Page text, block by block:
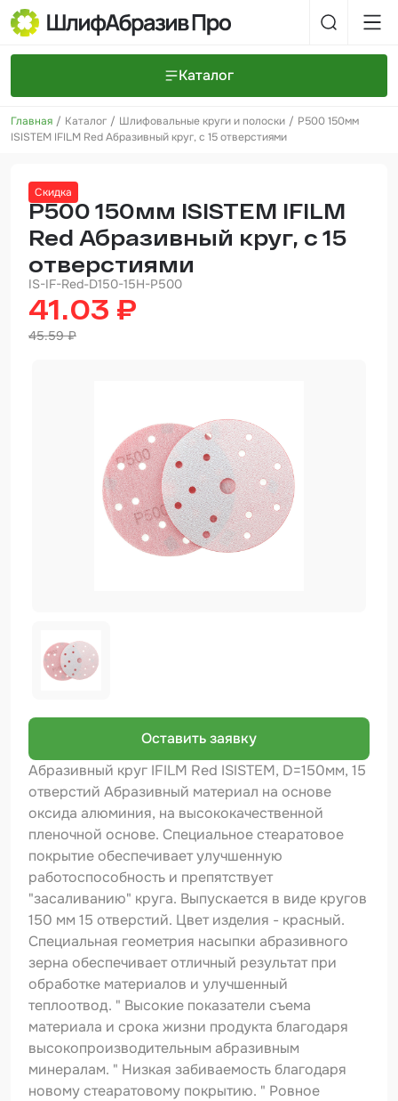
Каталог
О компании
Доставка и оплата
Шлифовальные круги и полоски
Полировальные круги и пасты
Нетканые абразивные материалы
Инструменты
Краскопульты и Аэрографы
Добавки
Шлифовальные ленты
Армирующие материалы
Протирочные материалы
Шпатлевка
Маскировочные материалы
Грунты
Оборудование шлифовальное
Ёмкость
Клейкие листы
Главная Каталог Шлифовальные круги и полоски
P500 150мм
ISISTEM IFILM Red Абразивный круг, с 15 отверстиями
Скидка
P500 150мм ISISTEM IFILM
Red Абразивный круг, с 15
отверстиями
IS-IF-Red-D150-15H-P500
41.03 ₽
45.59 ₽
Оставить заявку
Абразивный круг IFILM Red ISISTEM, D=150мм, 15
отверстий Абразивный материал на основе
оксида алюминия, на высококачественной
пленочной основе. Специальное стеаратовое
покрытие обеспечивает улучшенную
работоспособность и препятствует
"засаливанию" круга. Выпускается в виде кругов
150 мм 15 отверстий. Цвет изделия - красный.
Специальная геометрия насыпки абразивного
зерна обеспечивает отличный результат при
обработке материалов и улучшенный
теплоотвод. " Высокие показатели съема
материала и срока жизни продукта благодаря
высокопроизводительным абразивным
минералам. " Низкая забиваемость благодаря
новому стеаратовому покрытию. " Ровное